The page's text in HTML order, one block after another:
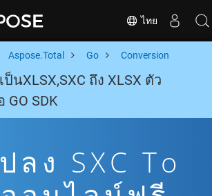
ไทย
Aspose.Total Go Conversion
ป็นXLSX,SXC ถึง XLSX ตัว
GO SDK
ลง SXC To